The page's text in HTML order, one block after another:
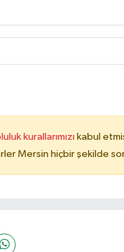
kurallarımızı kabul
Mersin hiçbir şekilde